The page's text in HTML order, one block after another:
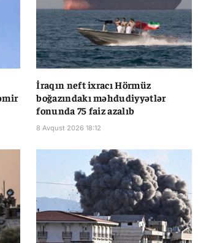
İraqın neft ixracı Hörmüz
boğazındakı məhdudiyyətlər
fonunda 75 faiz azalıb
8 Avqust 2026 18:12